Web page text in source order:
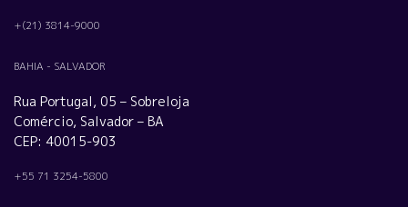
+(21) 3814-9000
BAHIA - SALVADOR
Rua Portugal, 05 – Sobreloja
Comércio, Salvador – BA
CEP: 40015-903
+55 71 3254-5800